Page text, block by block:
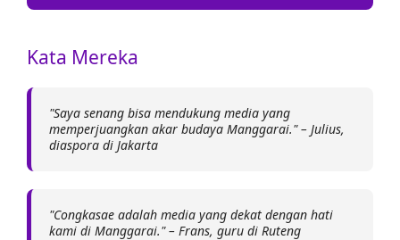
Kata Mereka
"Saya senang bisa mendukung media yang
memperjuangkan akar budaya Manggarai." – Julius,
diaspora di Jakarta
"Congkasae adalah media yang dekat dengan hati
kami di Manggarai." – Frans, guru di Ruteng